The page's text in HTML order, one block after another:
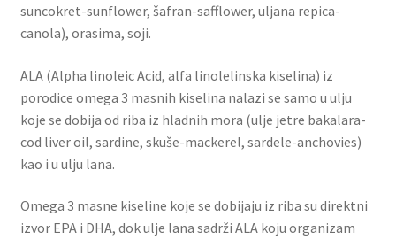
suncokret-sunflower, šafran-safflower, uljana repica-
canola), orasima, soji.
ALA (Alpha linoleic Acid, alfa linolelinska kiselina) iz
porodice omega 3 masnih kiselina nalazi se samo u ulju
koje se dobija od riba iz hladnih mora (ulje jetre bakalara-
cod liver oil, sardine, skuše-mackerel, sardele-anchovies)
kao i u ulju lana.
Omega 3 masne kiseline koje se dobijaju iz riba su direktni
izvor EPA i DHA, dok ulje lana sadrži ALA koju organizam